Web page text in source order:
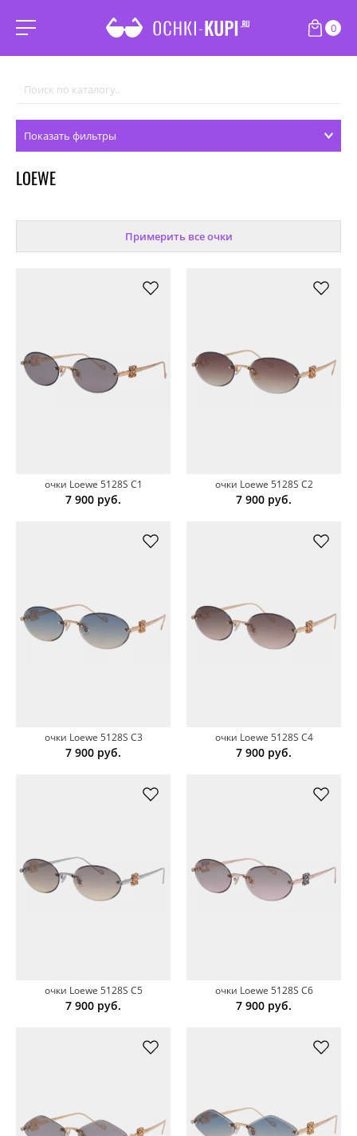
0
Показать фильтры
LOEWE
Примерить все очки
очки Loewe 5128S C1
7 900 руб.
очки Loewe 5128S C2
7 900 руб.
очки Loewe 5128S C3
7 900 руб.
очки Loewe 5128S C4
7 900 руб.
очки Loewe 5128S C5
7 900 руб.
очки Loewe 5128S C6
7 900 руб.